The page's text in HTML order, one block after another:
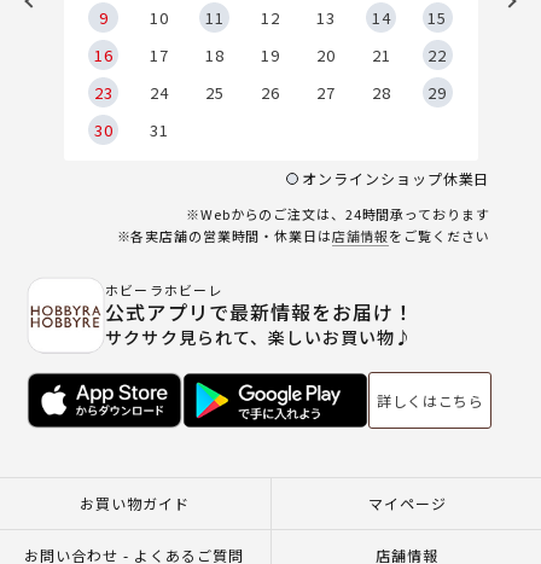
9
10 11 12 13 14
15
16
17 18 19 20 21
22
23
24 25 26 27 28
29
30
31
オンラインショップ休業日
※Webからのご注文は、24時間承っております
※各実店舗の営業時間・休業日は店舗情報をご覧ください
ホビーラホビーレ
公式アプリで最新情報をお届け！
サクサク見られて、楽しいお買い物♪
詳しくはこちら
お買い物ガイド マイページ
お問い合わせ - よくあるご質問 店舗情報